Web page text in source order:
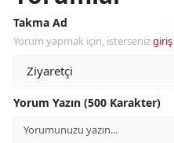
Takma Ad
Yorum yapmak için, istersenizgiriş
Yorum Yazın (500 Karakter)